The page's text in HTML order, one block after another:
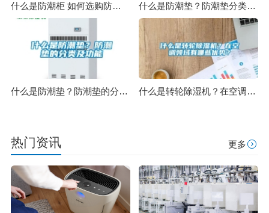
什么是防潮柜 如何选购防潮柜 什么是防潮垫？防潮垫分类及功能
什么是防潮垫？防潮垫的分类及功能 什么是转轮除湿机？在空调领域有哪些优势？
热门资讯 更多